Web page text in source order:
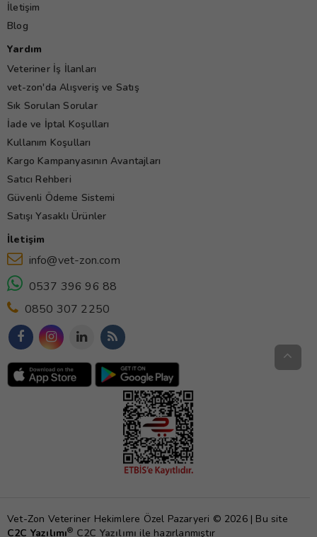
İletişim
Blog
Yardım
Veteriner İş İlanları
vet-zon'da Alışveriş ve Satış
Sık Sorulan Sorular
İade ve İptal Koşulları
Kullanım Koşulları
Kargo Kampanyasının Avantajları
Satıcı Rehberi
Güvenli Ödeme Sistemi
Satışı Yasaklı Ürünler
İletişim
info@vet-zon.com
0537 396 96 88
0850 307 2250
Vet-Zon Veteriner Hekimlere Özel Pazaryeri © 2026 | Bu site
C2C Yazılımı® C2C Yazılımı ile hazırlanmıştır